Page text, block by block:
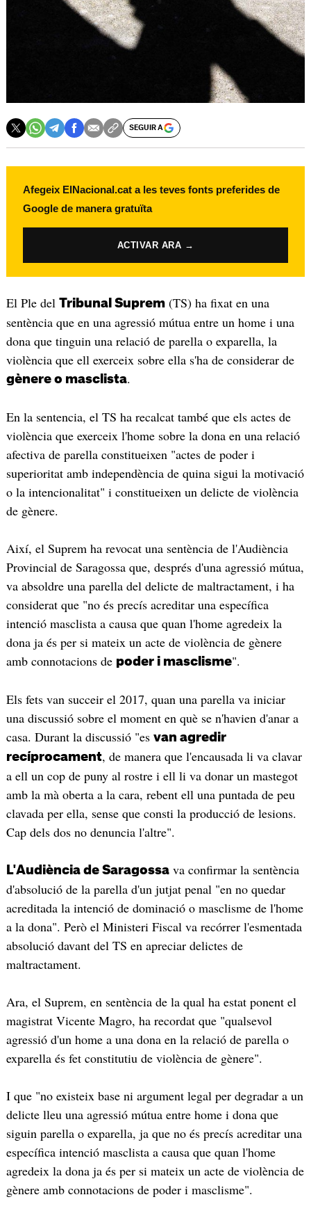
SEGUIR A
Afegeix ElNacional.cat a les teves fonts preferides de
Google de manera gratuïta
ACTIVAR ARA →
El Ple del Tribunal Suprem(TS) ha fixat en una
sentència que en una agressió mútua entre un home i una
dona que tinguin una relació de parella o exparella, la
violència que ell exerceix sobre ella s'ha de considerar de
gènere o masclista.
En la sentencia, el TS ha recalcat també que els actes de
violència que exerceix l'home sobre la dona en una relació
afectiva de parella constitueixen "actes de poder i
superioritat amb independència de quina sigui la motivació
o la intencionalitat" i constitueixen un delicte de violència
de gènere.
Així, el Suprem ha revocat una sentència de l'Audiència
Provincial de Saragossa que, després d'una agressió mútua,
va absoldre una parella del delicte de maltractament, i ha
considerat que "no és precís acreditar una específica
intenció masclista a causa que quan l'home agredeix la
dona ja és per si mateix un acte de violència de gènere
amb connotacions de poder i masclisme".
Els fets van succeir el 2017, quan una parella va iniciar
una discussió sobre el moment en què se n'havien d'anar a
casa. Durant la discussió "es van agredir
recíprocament, de manera que l'encausada li va clavar
a ell un cop de puny al rostre i ell li va donar un mastegot
amb la mà oberta a la cara, rebent ell una puntada de peu
clavada per ella, sense que consti la producció de lesions.
Cap dels dos no denuncia l'altre".
L'Audiència de Saragossava confirmar la sentència
d'absolució de la parella d'un jutjat penal "en no quedar
acreditada la intenció de dominació o masclisme de l'home
a la dona". Però el Ministeri Fiscal va recórrer l'esmentada
absolució davant del TS en apreciar delictes de
maltractament.
Ara, el Suprem, en sentència de la qual ha estat ponent el
magistrat Vicente Magro, ha recordat que "qualsevol
agressió d'un home a una dona en la relació de parella o
exparella és fet constitutiu de violència de gènere".
I que "no existeix base ni argument legal per degradar a un
delicte lleu una agressió mútua entre home i dona que
siguin parella o exparella, ja que no és precís acreditar una
específica intenció masclista a causa que quan l'home
agredeix la dona ja és per si mateix un acte de violència de
gènere amb connotacions de poder i masclisme".